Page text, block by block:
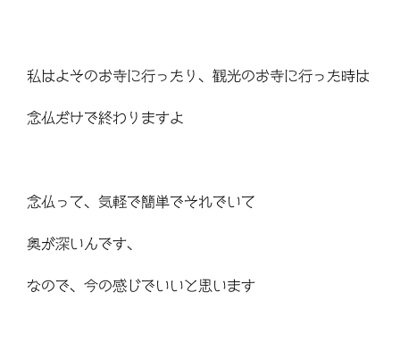
私はよそのお寺に行ったり、観光のお寺に行った時は
念仏だけで終わりますよ
念仏って、気軽で簡単でそれでいて
奥が深いんです、
なので、今の感じでいいと思います